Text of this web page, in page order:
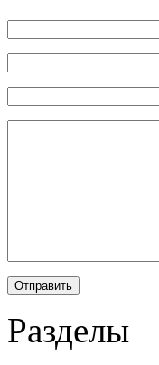
Разделы